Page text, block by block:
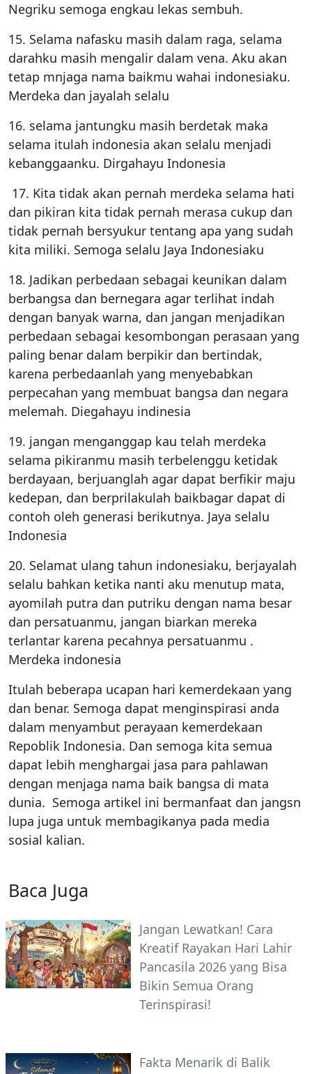
Negriku semoga engkau lekas sembuh.
15. Selama nafasku masih dalam raga, selama
darahku masih mengalir dalam vena. Aku akan
tetap mnjaga nama baikmu wahai indonesiaku.
Merdeka dan jayalah selalu
16. selama jantungku masih berdetak maka
selama itulah indonesia akan selalu menjadi
kebanggaanku. Dirgahayu Indonesia
17. Kita tidak akan pernah merdeka selama hati
dan pikiran kita tidak pernah merasa cukup dan
tidak pernah bersyukur tentang apa yang sudah
kita miliki. Semoga selalu Jaya Indonesiaku
18. Jadikan perbedaan sebagai keunikan dalam
berbangsa dan bernegara agar terlihat indah
dengan banyak warna, dan jangan menjadikan
perbedaan sebagai kesombongan perasaan yang
paling benar dalam berpikir dan bertindak,
karena perbedaanlah yang menyebabkan
perpecahan yang membuat bangsa dan negara
melemah. Diegahayu indinesia
19. jangan menganggap kau telah merdeka
selama pikiranmu masih terbelenggu ketidak
berdayaan, berjuanglah agar dapat berfikir maju
kedepan, dan berprilakulah baikbagar dapat di
contoh oleh generasi berikutnya. Jaya selalu
Indonesia
20. Selamat ulang tahun indonesiaku, berjayalah
selalu bahkan ketika nanti aku menutup mata,
ayomilah putra dan putriku dengan nama besar
dan persatuanmu, jangan biarkan mereka
terlantar karena pecahnya persatuanmu .
Merdeka indonesia
Itulah beberapa ucapan hari kemerdekaan yang
dan benar. Semoga dapat menginspirasi anda
dalam menyambut perayaan kemerdekaan
Repoblik Indonesia. Dan semoga kita semua
dapat lebih menghargai jasa para pahlawan
dengan menjaga nama baik bangsa di mata
dunia. Semoga artikel ini bermanfaat dan jangsn
lupa juga untuk membagikanya pada media
sosial kalian.
Baca Juga
Jangan Lewatkan! Cara
Kreatif Rayakan Hari Lahir
Pancasila 2026 yang Bisa
Bikin Semua Orang
Terinspirasi!
Fakta Menarik di Balik